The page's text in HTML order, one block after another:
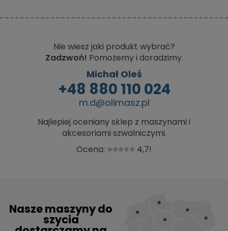
Nie wiesz jaki produkt wybrać?
Zadzwoń! Pomożemy i doradzimy.
Michał Oleś
+48 880 110 024
m.d@olimasz.pl
Najlepiej oceniany sklep z maszynami i
akcesoriami szwalniczymi.
Ocena: ⭐⭐⭐⭐⭐ 4,7!
Nasze maszyny do
szycia